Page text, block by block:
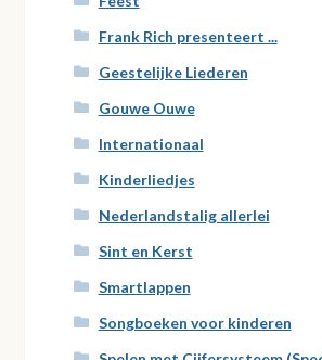
Frank Rich presenteert ...
Geestelijke Liederen
Gouwe Ouwe
Internationaal
Kinderliedjes
Nederlandstalig allerlei
Sint en Kerst
Smartlappen
Songboeken voor kinderen